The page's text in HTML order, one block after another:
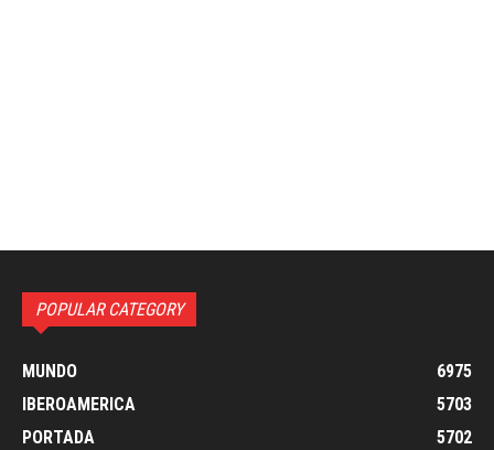
POPULAR CATEGORY
MUNDO
6975
IBEROAMERICA
5703
PORTADA
5702